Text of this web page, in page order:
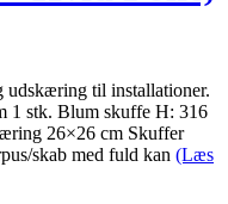
udskæring til installationer.
1 stk. Blum skuffe H: 316
26×26 cm Skuffer
skab med fuld kan (Læs